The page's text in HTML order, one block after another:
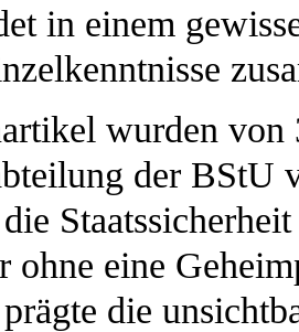
in einem
wurden von
der BStU
die
ohne eine
die